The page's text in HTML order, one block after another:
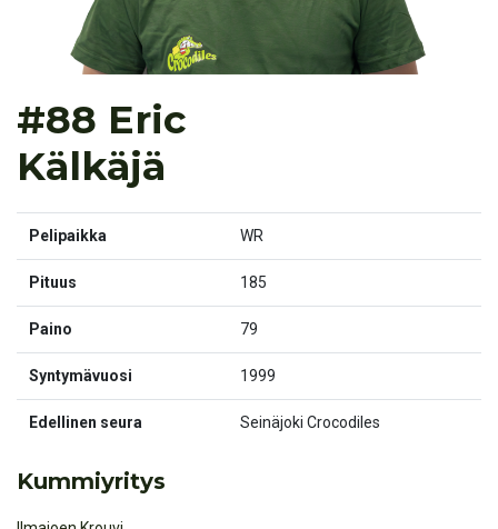
#88 Eric
Kälkäjä
Pelipaikka WR
Pituus 185
Paino 79
Syntymävuosi 1999
Edellinen seura Seinäjoki Crocodiles
Kummiyritys